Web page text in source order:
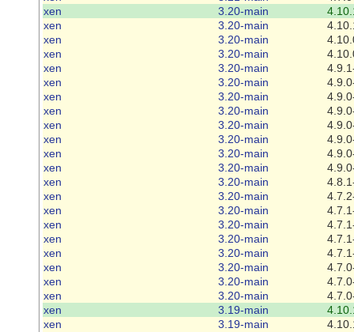
xen
3.20-main
xen
3.20-main
xen
3.20-main
xen
3.20-main
xen
3.20-main
xen
3.20-main
xen
3.20-main
xen
3.20-main
xen
3.20-main
xen
3.20-main
xen
3.20-main
xen
3.20-main
xen
3.20-main
xen
3.20-main
xen
3.20-main
xen
3.20-main
xen
3.20-main
xen
3.20-main
xen
3.20-main
xen
3.20-main
xen
3.20-main
xen
3.19-main
xen
3.19-main